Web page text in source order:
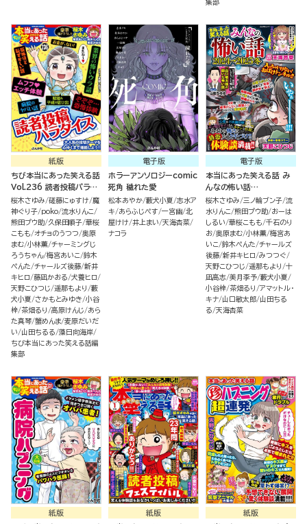
集部
紙版
ちび本当にあった笑える話
Vol.236 読者投稿パラダ
イス
桜木さゆみ 磋藤にゅすけ 魔
神ぐり子 poko 流水りんこ
熊田プウ助 久保田順子 華桜
こもも オチョのうつつ 奥原
まむ 小林薫 チャーミングじ
ろうちゃん 梅宮あいこ 鈴木
ぺんた チャールズ後藤 新井
キヒロ 藤凪かおる 犬養ヒロ
天野こひつじ 遥那もより
藪
犬小夏 さかもとみゆき 小谷
梓 茶畑るり 高原けんじ
あら
た真琴 蟹めんま 麦原だいだ
い
山田ちるる 藻日向海岸
ちび本当にあった笑える話編
集部
電子版
ホラーアンソロジーcomic
死角 穢れた愛
松本あやか 藪犬小夏 志水ア
キ
あらふじぺす 一宮幽 北
屋けけ 井上まい 天海杏菜
ナコラ
電子版
本当にあった笑える話 み
んなの怖い話
2024→2025冬
桜木さゆみ 三ノ輪ブン子 流
水りんこ 熊田プウ助 おーは
しるい 華桜こもも 千石のり
お 奥原まむ 小林薫 梅宮あ
いこ 鈴木ぺんた チャールズ
後藤 新井キヒロ みつつぐ
天野こひつじ 遥那もより
十
凪高志 美月李予 藪犬小夏
小谷梓 茶畑るり
アマットル・
キナ 山口敏太郎 山田ちる
る 天海杏菜
紙版
紙版
紙版